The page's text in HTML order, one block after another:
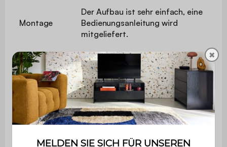
Montage
Der Aufbau ist sehr einfach, eine
Bedienungsanleitung wird
mitgeliefert.
Anzahl der Fächer 3
Anzahl der Kleiderschränke 1
B 80 x T 48
x H 180cm
✖